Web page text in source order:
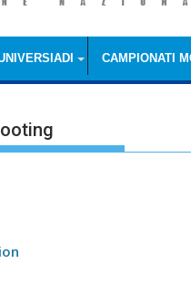
CAMPIONATI